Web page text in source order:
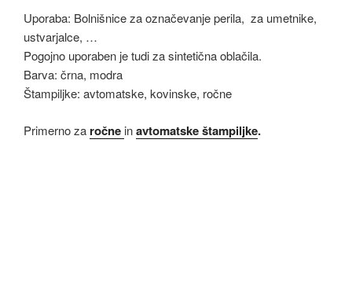
Uporaba: Bolnišnice za označevanje perila, za umetnike,
ustvarjalce, …
Pogojno uporaben je tudi za sintetična oblačila.
Barva: črna, modra
Štampiljke: avtomatske, kovinske, ročne
Primerno za ročne inavtomatske štampiljke.